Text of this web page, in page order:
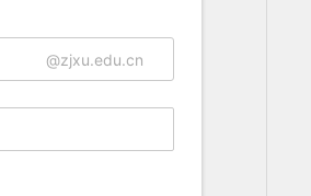
@zjxu.edu.cn